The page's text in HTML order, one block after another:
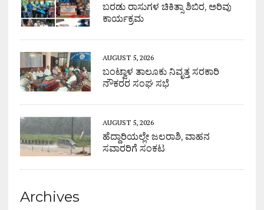
ಬರಡು ರಾಸುಗಳ ಚಿಕಿತ್ಸಾ ಶಿಬಿರ, ಅರಿವು
ಕಾರ್ಯಕ್ರಮ
AUGUST 5, 2026
ಬಂಟ್ವಾಳ ತಾಲೂಕು ನಿವೃತ್ತ ಸರಕಾರಿ
ನೌಕರರ ಸಂಘ ಸಭೆ
AUGUST 5, 2026
ಹೆದ್ದಾರಿಯಲ್ಲೇ ಜಲರಾಶಿ, ವಾಹನ
ಸವಾರರಿಗೆ ಸಂಕಟ
Archives